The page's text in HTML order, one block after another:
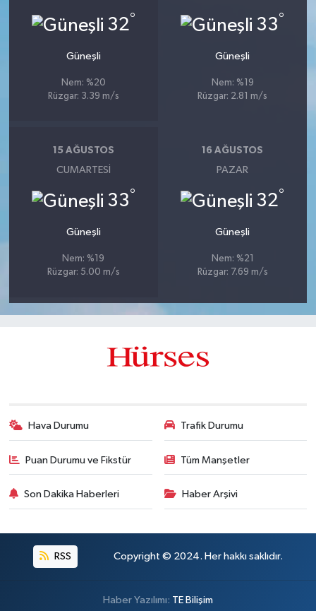
32°
Güneşli
Nem: %20
Rüzgar: 3.39 m/s
33°
Güneşli
Nem: %19
Rüzgar: 2.81 m/s
15 AĞUSTOS
CUMARTESI
33°
Güneşli
Nem: %19
Rüzgar: 5.00 m/s
16 AĞUSTOS
PAZAR
32°
Güneşli
Nem: %21
Rüzgar: 7.69 m/s
Hava Durumu Trafik Durumu
Puan Durumu ve Fikstür Tüm Manşetler
Son Dakika Haberleri Haber Arşivi
RSS Copyright © 2024. Her hakkı saklıdır.
Haber Yazılımı: TE Bilişim